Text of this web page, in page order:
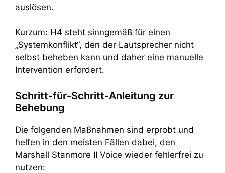
auslösen.
Kurzum: H4 steht sinngemäß für einen
„Systemkonflikt“, den der Lautsprecher nicht
selbst beheben kann und daher eine manuelle
Intervention erfordert.
Schritt-für-Schritt-Anleitung zur
Behebung
Die folgenden Maßnahmen sind erprobt und
helfen in den meisten Fällen dabei, den
Marshall Stanmore II Voice wieder fehlerfrei zu
nutzen: